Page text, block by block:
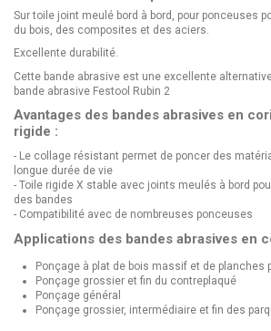
Sur toile joint meulé bord à bord, pour ponceuses
du bois, des composites et des aciers.
Excellente durabilité.
Cette bande abrasive est une excellente
bande abrasive Festool Rubin 2
Avantages des bandes abrasives en
rigide :
- Le collage résistant permet de poncer des
longue durée de vie
- Toile rigide X stable avec joints meulés à bord
des bandes
- Compatibilité avec de nombreuses ponceuses
Applications des bandes abrasives en
Ponçage à plat de bois massif et de planches
Ponçage grossier et fin du contreplaqué
Ponçage général
Ponçage grossier, intermédiaire et fin des